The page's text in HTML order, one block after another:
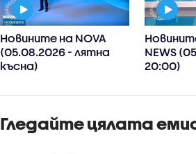
Новините на NOVA
(05.08.2026 - лятна
късна)
NEWS
20:00)
Гледайте цялата